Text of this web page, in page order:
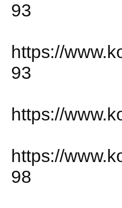
93
https://
93
https://
https://
98